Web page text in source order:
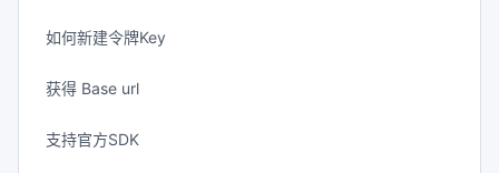
如何新建令牌Key
获得 Base url
支持官方SDK